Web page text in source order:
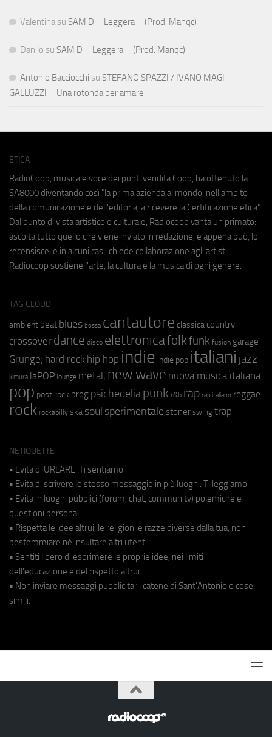
Valentina su SAM D – Leggera – (Prod. Manqc)
Danilo su SAM D – Leggera – (Prod. Manqc)
Antonio Bacciocchi su STEFANO SPAZZI / IVANO MAGI
GALLUZZI – Una rotonda per amare
ETICA
RadioCoop, musica e voce dei punti vendita Coop, ha ottenuto la
SA8000 diventando così "la prima azienda al mondo, nell'ambito
della comunicazione e dell'editoria, a ricevere la Certificazione etica".
Dal punto di vista artistico e culturale, Radiocoop vanta un primato:
ascolta tutto quello che viene inviato in redazione, e appena può, lo
recensisce, e in alcuni casi, chiede collaborazione agli artisti.
Radiocoop sostiene l'arte, la cultura e la musica di ogni genere.
TAG CLOUD
ambient beat blues bossa cantautore classica country
crossover dance disco elettronicafolkfunk fusion garage
Grunge; hard rock hip hop indie indie pop italiani jazz
kimura laPOP lounge metal; new wave nuova musica italiana
pop post rock prog psichedeliapunk r&b rap rap italiano reggae
rock rockabilly ska soul sperimentale stoner swing trap
NETIQUETTE
• Evita di URLARE. Ti sentiamo.
• Evita di scrivere lo stesso messaggio in più luoghi. Ti leggiamo.
• Evita in luoghi pubblici (forum, chat, community) polemiche e
questioni personali.
• Rispetta le idee altrui, le religioni e razze diverse dalla tua, non
bestemmiare né insultare altri utenti.
• Sentiti libero di esprimere le proprie idee, nei limiti
dell'educazione e del rispetto altrui.
• Non inviare messaggi pubblicitari, catene di Sant'Antonio o cose
simili.